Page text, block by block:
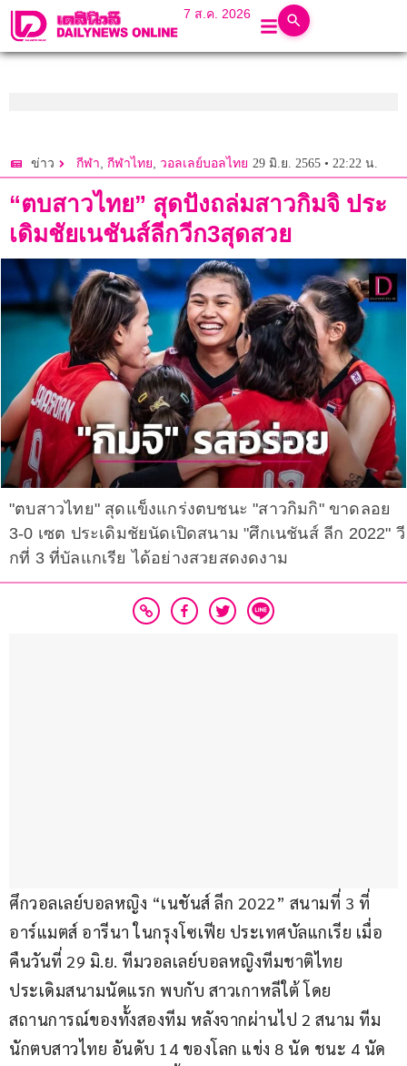
7 ส.ค. 2026
ข่าว กีฬา, กีฬาไทย, วอลเลย์บอลไทย 29 มิ.ย. 2565 • 22:22 น.
“ตบสาวไทย” สุดปังถล่มสาวกิมจิ ประ
เดิมชัยเนชันส์ลีกวีก3สุดสวย
"ตบสาวไทย" สุดแข็งแกร่งตบชนะ "สาวกิมกิ" ขาดลอย
3-0 เซต ประเดิมชัยนัดเปิดสนาม "ศึกเนชันส์ ลีก 2022" วี
กที่ 3 ที่บัลแกเรีย ได้อย่างสวยสดงดงาม
ศึกวอลเลย์บอลหญิง “เนชันส์ ลีก 2022” สนามที่ 3 ที่
อาร์แมตส์ อารีนา ในกรุงโซเฟีย ประเทศบัลแกเรีย เมื่อ
คืนวันที่ 29 มิ.ย. ทีมวอลเลย์บอลหญิงทีมชาติไทย
ประเดิมสนามนัดแรก พบกับ สาวเกาหลีใต้ โดย
สถานการณ์ของทั้งสองทีม หลังจากผ่านไป 2 สนาม ทีม
นักตบสาวไทย อันดับ 14 ของโลก แข่ง 8 นัด ชนะ 4 นัด